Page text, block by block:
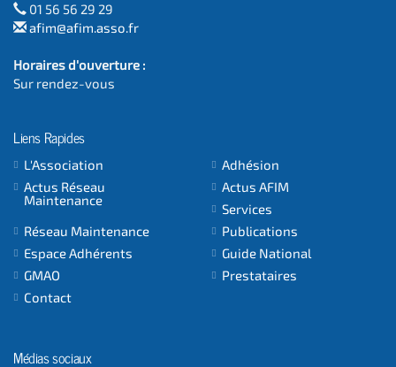
01 56 56 29 29
afim@afim.asso.fr
Horaires d'ouverture :
Sur rendez-vous
Liens Rapides
L'Association
Adhésion
Actus Réseau
Maintenance
Actus AFIM
Services
Réseau Maintenance
Publications
Espace Adhérents
Guide National
GMAO
Prestataires
Contact
Médias sociaux